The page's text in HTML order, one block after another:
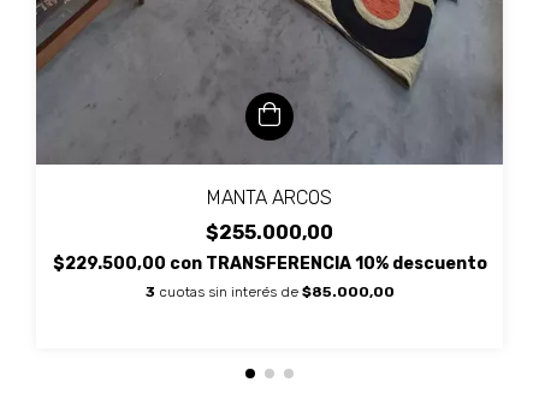
MANTA ARCOS
$255.000,00
$229.500,00 con TRANSFERENCIA 10% descuento
3 cuotas sin interés de $85.000,00